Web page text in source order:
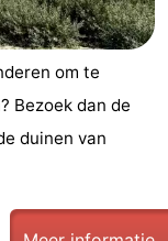
om te
Bezoek dan de
duinen van